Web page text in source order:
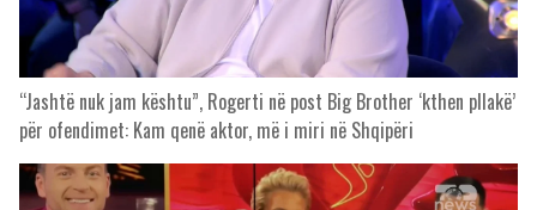
“Jashtë nuk jam kështu”, Rogerti në post Big Brother ‘kthen pllakë’
për ofendimet: Kam qenë aktor, më i miri në Shqipëri